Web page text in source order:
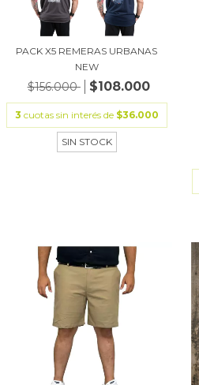
PACK X5 REMERAS URBANAS
NEW
$156.000 $108.000
3 cuotas sin interés de $36.000
SIN STOCK